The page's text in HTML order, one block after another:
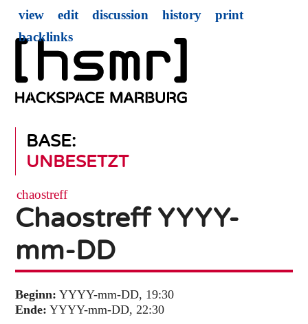
BASE:
UNBESETZT
view edit discussion history
print
backlinks
chaostreff
Chaostreff YYYY-
mm-DD
Beginn: YYYY-mm-DD, 19:30
Ende: YYYY-mm-DD, 22:30